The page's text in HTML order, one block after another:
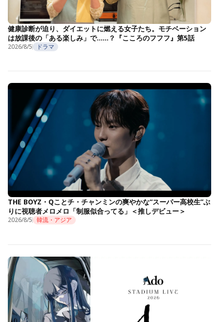
健康診断が迫り、ダイエットに燃える女子たち。モチベーション
は放課後の「ある楽しみ」で……？『こころのフフフ』第5話
2026/8/5 ドラマ
THE BOYZ・Qことチ・チャンミンの爽やかな“スーパー高校生”ぶ
りに視聴者メロメロ「制服似合ってる」＜推しデビュー＞
2026/8/5 韓流・アジア